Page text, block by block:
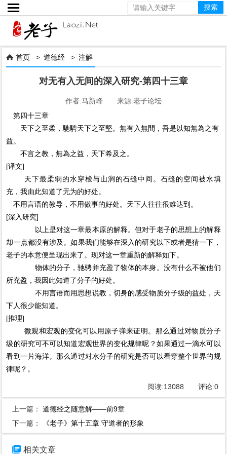

 首页 >道德经 >注解
对无有入无间的深入研究-第四十三章
作者:马新峰 来源:老子论坛
第四十三章
天下之至柔，馳騁天下之至堅。無有入無間，吾是以知無為之有
益。
不言之教，無為之益，天下希及之。
[译文]
天下最柔弱的水穿梭与山涧的石缝中间。石缝的空间被水填
充，我由此知道了无为的好处。
不用言语的教导，不用做事的好处。天下人往往很难达到。
[深入研究]
以上是对这一章最本原的解释。但对于老子的思想上的解释
却一点都没有涉及。如果我们能够在深入的研究以下或者是猜一下，
老子的本意便呈现出来了。现对这一章重新的解释如下。
物体的分子，驰骋并充盈了物体的本身。没有什么不被他们
所充盈，我因此知道了分子的好处。
不用言语而用思想说教，切身的感受物质分子级的益处，天
下人很少能知道。
[推理]
微观和宏观的变化可以用原子弹来证明。那么通过对物质分子
级的研究可不可以知道宏观世界的变化规律呢？如果通过一滴水可以
看到一片海洋。那么通过对水分子的研究是否可以看穿整个世界的规
律呢？。
阅读:13088 评论:0
上一篇：道德经之随意解——前9章
下一篇：
《老子》第十五章 守道者的形象
 相关文章